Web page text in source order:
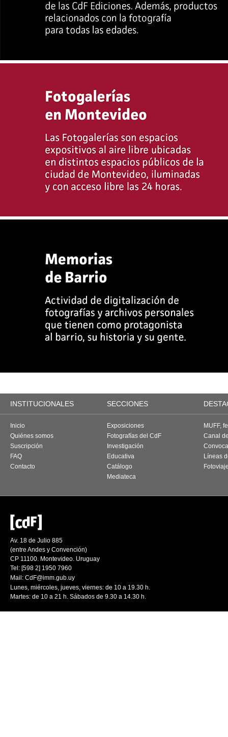
INSTITUCIONALES SECCIONES
Inicio
Quiénes somos
Suscripción
FAQ
Contacto
Exposiciones
Fotografías del CdF
Investigación
Educativa
Catálogo
Mediateca
MUFF,
Canal
Líneas
Av. 18 de Julio 885
(entre Andes y Convención)
CP 11100. Montevideo. Uruguay
Tel: [598 2] 1950 7960
Mail: CdF@imm.gub.uy
Lunes, miércoles, jueves, viernes: de 10 a 19.30 h.
Martes: de 10 a 21 h. Sábados de 9.30 a 14.30 h.